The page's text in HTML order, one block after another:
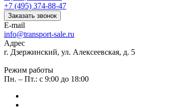
+7 (495) 374-88-47
Заказать звонок
E-mail
info@transport-sale.ru
Адрес
г. Дзержинский, ул. Алексеевская, д. 5
Режим работы
Пн. – Пт.: с 9:00 до 18:00